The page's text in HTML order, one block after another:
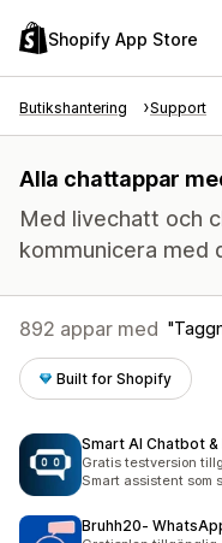
Shopify App Store
Butikshantering Support
Alla chattappar
Med livechatt och
kommunicera med
892 appar med
Built for Shopify
Smart AI Chatbot &
Gratis testversion
Smart assistent som
Bruhh20‑